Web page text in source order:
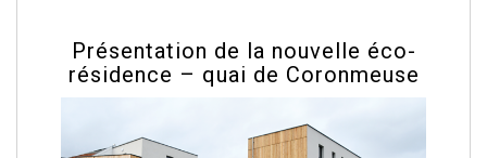
Présentation de la nouvelle éco-
résidence – quai de Coronmeuse